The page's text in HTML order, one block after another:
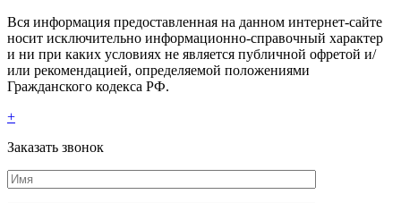
Вся информация предоставленная на данном интернет-сайте
носит исключительно информационно-справочный характер
и ни при каких условиях не является публичной офретой и/
или рекомендацией, определяемой положениями
Гражданского кодекса РФ.
+
Заказать звонок